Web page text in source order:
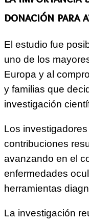
donación para
El estudio fue
uno de los
Europa y al
y familias que
investigación
Los
contribuciones
avanzando en el
enfermedades
herramientas
La investigación